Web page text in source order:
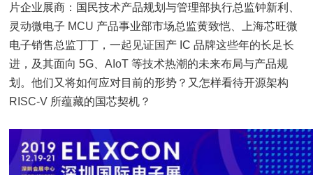
片企业展商：国民技术产品规划与管理部执行总监钟新利、
灵动微电子 MCU 产品事业部市场总监黄致恺、上海芯旺微
电子销售总监丁丁，一起见证国产 IC 品牌这些年的长足长
进，及其面向 5G、AIoT 等技术热潮的未来布局与产品规
划。他们又将如何应对目前的形势？又怎样看待开源架构
RISC-V 所蕴藏的国芯契机？